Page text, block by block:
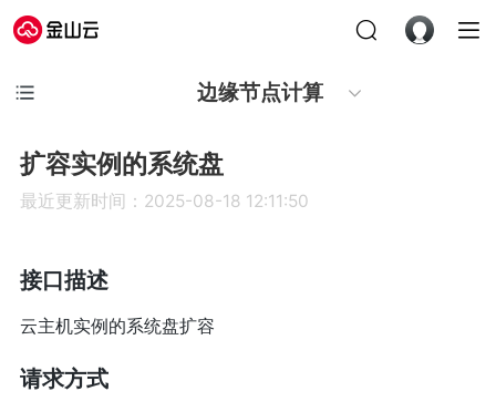
边缘节点计算
扩容实例的系统盘
最近更新时间：2025-08-18 12:11:50
接口描述
云主机实例的系统盘扩容
请求方式